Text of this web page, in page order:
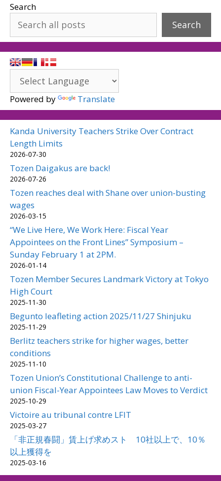
Search
Search
Powered by Translate
Kanda University Teachers Strike Over Contract
Length Limits
2026-07-30
Tozen Daigakus are back!
2026-07-26
Tozen reaches deal with Shane over union-busting
wages
2026-03-15
“We Live Here, We Work Here: Fiscal Year
Appointees on the Front Lines” Symposium –
Sunday February 1 at 2PM.
2026-01-14
Tozen Member Secures Landmark Victory at Tokyo
High Court
2025-11-30
Begunto leafleting action 2025/11/27 Shinjuku
2025-11-29
Berlitz teachers strike for higher wages, better
conditions
2025-11-10
Tozen Union’s Constitutional Challenge to anti-
union Fiscal-Year Appointees Law Moves to Verdict
2025-10-29
Victoire au tribunal contre LFIT
2025-03-27
「非正規春闘」賃上げ求めスト 10社以上で、10％
以上獲得を
2025-03-16